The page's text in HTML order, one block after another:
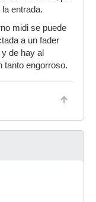
entrada.
midi se puede
a un fader
de hay al
tanto engorroso.